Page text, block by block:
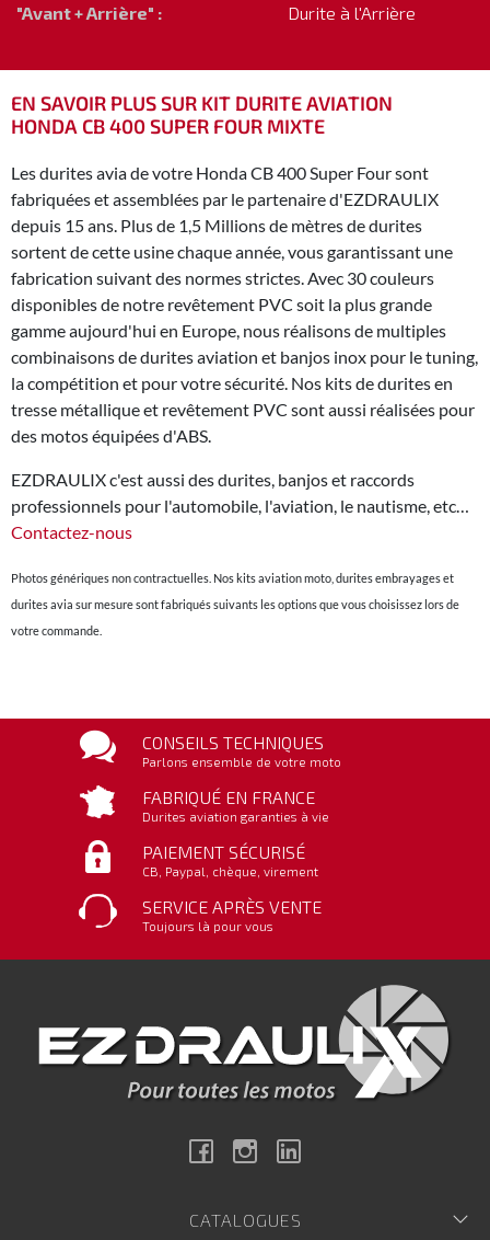
"Avant + Arrière" :
Durite à l'Arrière
EN SAVOIR PLUS SUR KIT DURITE AVIATION
HONDA CB 400 SUPER FOUR MIXTE
Les durites avia de votre Honda CB 400 Super Four sont
fabriquées et assemblées par le partenaire d'EZDRAULIX
depuis 15 ans. Plus de 1,5 Millions de mètres de durites
sortent de cette usine chaque année, vous garantissant une
fabrication suivant des normes strictes. Avec 30 couleurs
disponibles de notre revêtement PVC soit la plus grande
gamme aujourd'hui en Europe, nous réalisons de multiples
combinaisons de durites aviation et banjos inox pour le tuning,
la compétition et pour votre sécurité. Nos kits de durites en
tresse métallique et revêtement PVC sont aussi réalisées pour
des motos équipées d'ABS.
EZDRAULIX c'est aussi des durites, banjos et raccords
professionnels pour l'automobile, l'aviation, le nautisme, etc…
Contactez-nous
Photos génériques non contractuelles. Nos kits aviation moto, durites embrayages et
durites avia sur mesure sont fabriqués suivants les options que vous choisissez lors de
votre commande.
CONSEILS TECHNIQUES
Parlons ensemble de votre moto
FABRIQUÉ EN FRANCE
Durites aviation garanties à vie
PAIEMENT SÉCURISÉ
CB, Paypal, chèque, virement
SERVICE APRÈS VENTE
Toujours là pour vous
FacebookInstagram
CATALOGUES